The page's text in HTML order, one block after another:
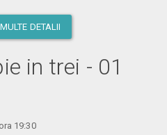
DETALII
in trei - 01
19:30